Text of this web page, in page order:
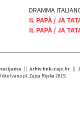
DRAMMA
IL PAPÀ / JA
IL PAPÀ / JA
Arhiv hnk-zajc.hr
Ivana pl. Zajca Rijeka 2015.